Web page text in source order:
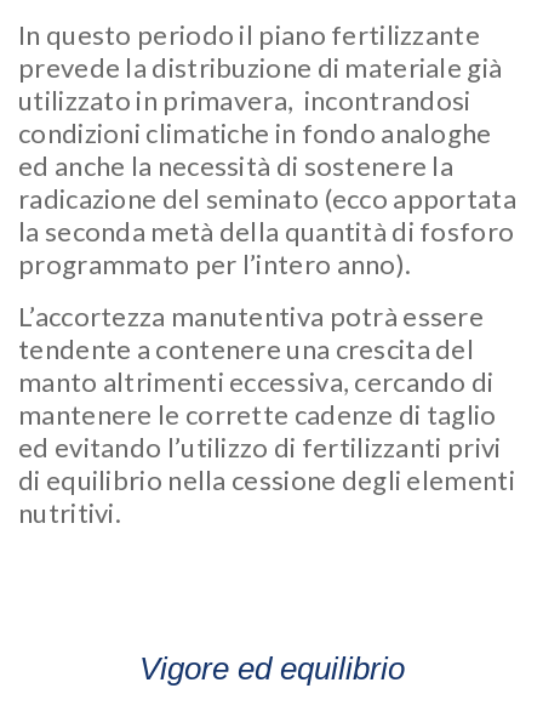
In questo periodo il piano fertilizzante
prevede la distribuzione di materiale già
utilizzato in primavera, incontrandosi
condizioni climatiche in fondo analoghe
ed anche la necessità di sostenere la
radicazione del seminato (ecco apportata
la seconda metà della quantità di fosforo
programmato per l’intero anno).
L’accortezza manutentiva potrà essere
tendente a contenere una crescita del
manto altrimenti eccessiva, cercando di
mantenere le corrette cadenze di taglio
ed evitando l’utilizzo di fertilizzanti privi
di equilibrio nella cessione degli elementi
nutritivi.
Vigore ed equilibrio